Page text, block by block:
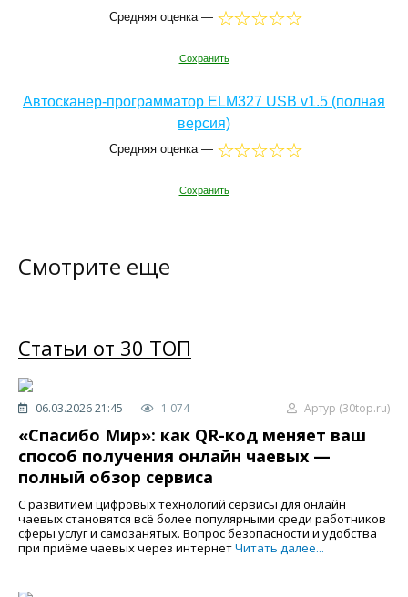
Средняя оценка —
Сохранить
Автосканер-программатор ELM327 USB v1.5 (полная
версия)
Средняя оценка —
Сохранить
Смотрите еще
Статьи от 30 ТОП
06.03.2026 21:45 1 074 Артур (30top.ru)
«Спасибо Мир»: как QR-код меняет ваш
способ получения онлайн чаевых —
полный обзор сервиса
С развитием цифровых технологий сервисы для онлайн
чаевых становятся всё более популярными среди работников
сферы услуг и самозанятых. Вопрос безопасности и удобства
при приёме чаевых через интернетЧитать далее...